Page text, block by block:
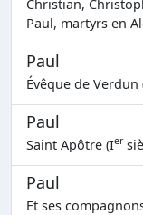
Christian,
Paul, martyrs en
Paul
Évêque de Verdun
Paul
Saint Apôtre (Ier
Paul
Et ses